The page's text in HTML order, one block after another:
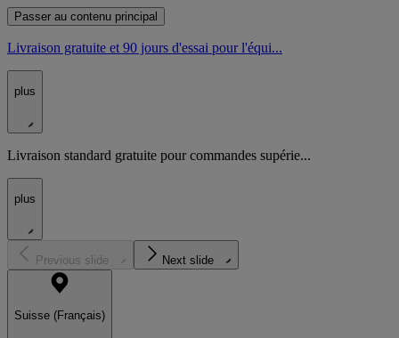
Passer au contenu principal
Livraison gratuite et 90 jours d'essai pour l'équi...
plus
Livraison standard gratuite pour commandes supérie...
plus
Previous slide Next slide
Suisse (Français)